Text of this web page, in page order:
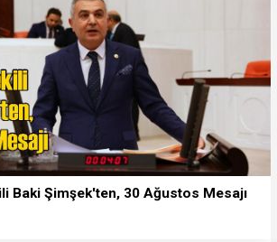
Baki Şimşek'ten, 30 Ağustos Mesajı